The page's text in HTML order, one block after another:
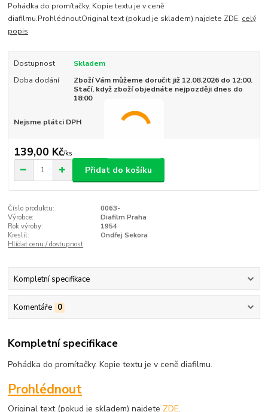
Pohádka do promítačky. Kopie textu je v ceně
diafilmu.ProhlédnoutOriginal text (pokud je skladem) najdete ZDE. celý
popis
Dostupnost
Skladem
Doba dodání
Zboží Vám můžeme doručit již 12.08.2026 do 12:00.
Stačí, když zboží objednáte nejpozději dnes do
18:00
Nejsme plátci DPH
139,00 Kč/ks
Přidat do košíku
Číslo produktu:
0063-
Výrobce:
Diafilm Praha
Rok výroby:
1954
Kreslil:
Ondřej Sekora
Hlídat cenu / dostupnost
Kompletní specifikace
Komentáře 0
Kompletní specifikace
Pohádka do promítačky. Kopie textu je v ceně diafilmu.
Prohlédnout
Original text (pokud je skladem) najdete ZDE.